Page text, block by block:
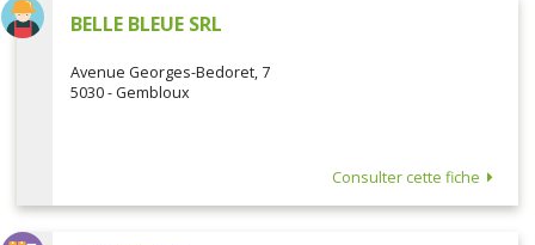
BELLE BLEUE SRL
Avenue Georges-Bedoret, 7
5030 - Gembloux
Consulter cette fiche